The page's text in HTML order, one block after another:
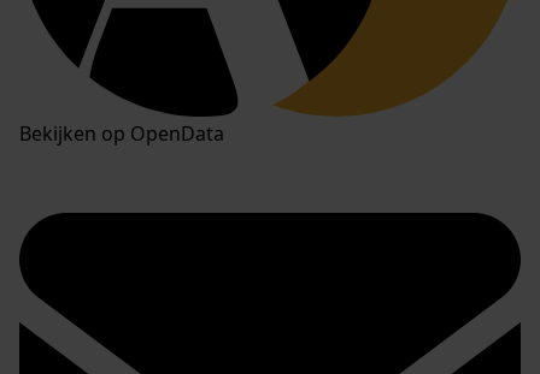
Bekijken op OpenData